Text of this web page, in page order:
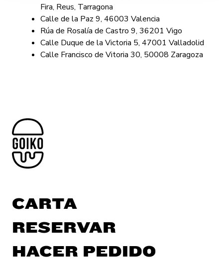
Fira, Reus, Tarragona
Calle de la Paz 9, 46003 Valencia
Rúa de Rosalía de Castro 9, 36201 Vigo
Calle Duque de la Victoria 5, 47001 Valladolid
Calle Francisco de Vitoria 30, 50008 Zaragoza
CARTA
RESERVAR
HACER PEDIDO